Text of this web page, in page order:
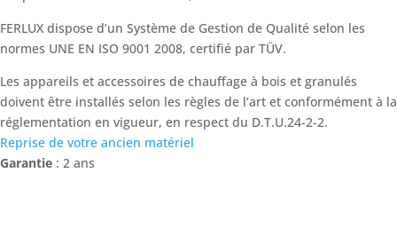
FERLUX dispose d’un Système de Gestion de Qualité selon les
normes UNE EN ISO 9001 2008, certifié par TÜV.
Les appareils et accessoires de chauffage à bois et granulés
doivent être installés selon les règles de l’art et conformément à la
réglementation en vigueur, en respect du D.T.U.24-2-2.
Reprise de votre ancien matériel
Garantie : 2 ans